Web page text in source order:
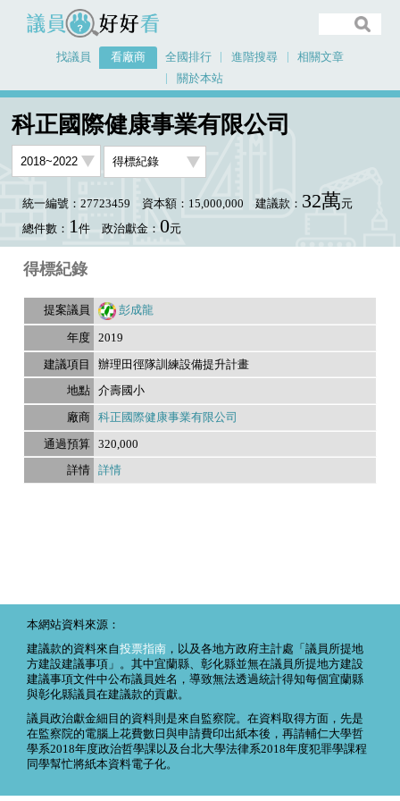
議員好好看
找議員 看廠商 全國排行 進階搜尋
相關文章
關於本站
科正國際健康事業有限公司
統一編號：27723459 資本額：15,000,000 建議款： 32萬元
總件數： 1件 政治獻金： 0元
得標紀錄
彭成龍
2019
辦理田徑隊訓練設備提升計畫
介壽國小
科正國際健康事業有限公司
320,000
詳情
本網站資料來源：
建議款的資料來自投票指南 ，以及各地方政府主計處「議員所提地
方建設建議事項」。其中宜蘭縣、彰化縣並無在議員所提地方建設
建議事項文件中公布議員姓名，導致無法透過統計得知每個宜蘭縣
與彰化縣議員在建議款的貢獻。
議員政治獻金細目的資料則是來自監察院。在資料取得方面，先是
在監察院的電腦上花費數日與申請費印出紙本後，再請輔仁大學哲
學系2018年度政治哲學課以及台北大學法律系2018年度犯罪學課程
同學幫忙將紙本資料電子化。